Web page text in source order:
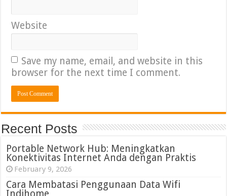
Website
Save my name, email, and website in this
browser for the next time I comment.
Recent Posts
Portable Network Hub: Meningkatkan
Konektivitas Internet Anda dengan Praktis
February 9, 2026
Cara Membatasi Penggunaan Data Wifi
Indihome